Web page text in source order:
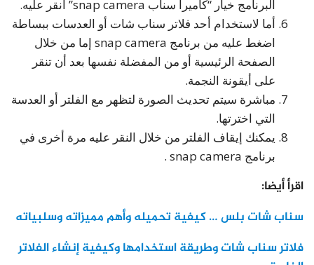
البرنامج خيار “كاميرا سناب snap camera” انقر عليه.
أما لاستخدام أحد فلاتر سناب شات أو العدسات ببساطة
اضغط عليه من برنامج snap camera إما من خلال
الصفحة الرئيسية أو من المفضلة نفسها بعد أن تنقر
على أيقونة النجمة.
مباشرة سيتم تحديث الصورة لتظهر مع الفلتر أو العدسة
التي اخترتها.
يمكنك إيقاف الفلتر من خلال النقر عليه مرة أخرى في
برنامج snap camera .
اقرأ أيضا:
سناب شات بلس … كيفية تحميله وأهم مميزاته وسلبياته
فلاتر سناب شات وطريقة استخدامها وكيفية إنشاء الفلاتر